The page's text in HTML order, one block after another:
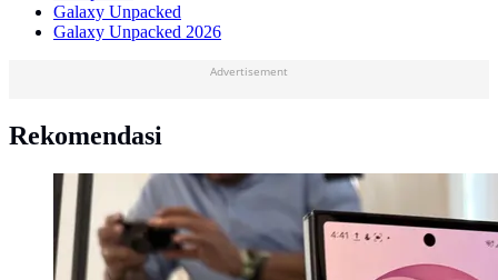
Galaxy Unpacked
Galaxy Unpacked 2026
Advertisement
Rekomendasi